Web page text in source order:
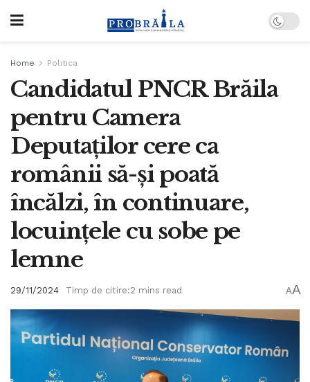
Home Politica
Candidatul PNCR Brăila
pentru Camera
Deputaților cere ca
românii să-și poată
încălzi, în continuare,
locuințele cu sobe pe
lemne
29/11/2024 Timp de citire:2 mins read AA